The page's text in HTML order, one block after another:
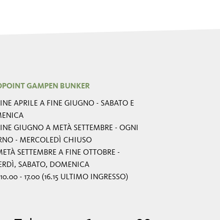
GAMPEN BUNKER
APRILE A FINE GIUGNO - SABATO E
GIUGNO A METÀ SETTEMBRE - OGNI
- MERCOLEDÌ CHIUSO
SETTEMBRE A FINE OTTOBRE -
SABATO, DOMENICA
- 17.00 (16.15 ULTIMO INGRESSO)